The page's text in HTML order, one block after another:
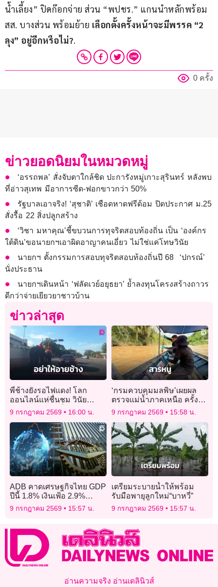
น้ำเลี้ยง” ปิดก๊อกจ่าย ส่วน “พปชร.” แกนนำหลักพร้อม
สส. บางส่วน พร้อมย้าย เลือกตั้งครั้งหน้าจะมีพรรค “2
ลุง” อยู่อีกหรือไม่?.
0 ครั้ง
ข่าวยอดนิยมในหมวดหมู่
‘อรรถพล’ สั่งจับตาใกล้ชิด ปะการังหมู่เกาะสุรินทร์ หลังพบ
ที่อ่าวสุเทพ มีอาการซีด-ฟอกขาวกว่า 50%
รัฐบาลเอาจริง! ‘สุชาติ’ เชือดหาดฟรีด้อม ปิดประกาศ ม.25
สั่งรื้อ 22 สิ่งปลูกสร้าง
‘วิชา มหาคุณ’ชี้ขบวนการทุจริตสอบท้องถิ่น เป็น ‘องค์กร
ใต้ดิน’ขอนายกฯเอาผิดอาญาคนเอี่ยว ไม่ใช่แค่โทษวินัย
นายกฯ ตั้งกรรมการสอบทุจริตสอบท้องถิ่นปี 68 ‘ปกรณ์’
นั่งประธาน
นายกฯเดินหน้า ‘ฟลัดเวย์อยุธยา’ ย้ำลงทุนโครงสร้างถาวร
ดีกว่าจ่ายเยียวยาชาวบ้าน
ข่าวล่าสุด
พี่ช้างยังรอไฟแดง! โลก
ออนไลน์แห่ชื่นชม วินัย
จราจรตัวอย่างที่คนยังต้อง
ยกนิ้วให้
9 กรกฎาคม 2569 16:00 น.
‘กรมควบคุมมลพิษ’เผยผล
ตรวจแม่น้ำภาคเหนือ ครั้งที่
20 ‘รวก-โขง’ปลอดภัย ‘กก-
สาย’ยังพบสารหนูบางจุด
9 กรกฎาคม 2569 15:58 น.
ADB คาดเศรษฐกิจไทย GDP
ปีนี้ 1.8% เงินเฟ้อ 2.9%
ต้นทุนพลังงานกดดัน
9 กรกฎาคม 2569 15:57 น.
เตรียมระบายน้ำให้พร้อม
รับมือพายุลูกใหม่“บาหวี่”
9 กรกฎาคม 2569 15:57 น.
อ่านความจริง อ่านเดลินิวส์